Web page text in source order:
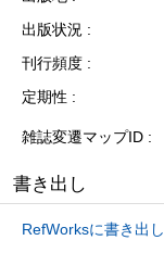
出版状況
刊行頻度
定期性
雑誌変遷マップID
書き出し
RefWorksに書き出し